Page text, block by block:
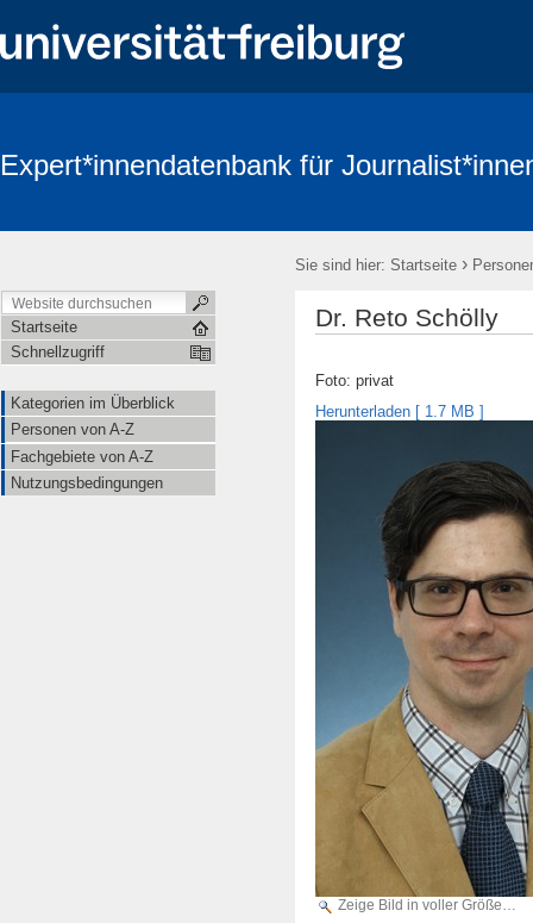
Expert*innendatenbank für
Sie sind hier: Startseite ›
Startseite
Schnellzugriff
Kategorien im Überblick
Personen von A-Z
Fachgebiete von A-Z
Nutzungsbedingungen
Dr. Reto Schölly
Foto: privat
Herunterladen [ 1.7 MB ]
Zeige Bild in voller Größe…